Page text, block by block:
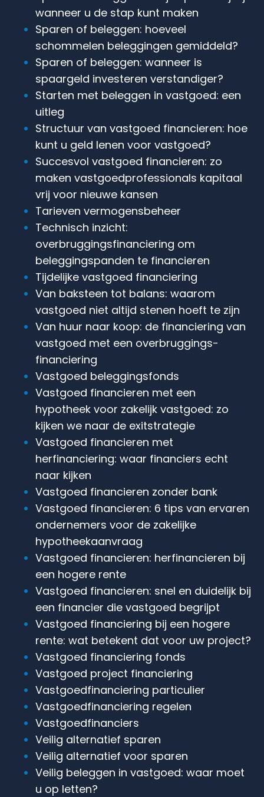
wanneer u de stap kunt maken
Sparen of beleggen: hoeveel
schommelen beleggingen gemiddeld?
Sparen of beleggen: wanneer is
spaargeld investeren verstandiger?
Starten met beleggen in vastgoed: een
uitleg
Structuur van vastgoed financieren: hoe
kunt u geld lenen voor vastgoed?
Succesvol vastgoed financieren: zo
maken vastgoedprofessionals kapitaal
vrij voor nieuwe kansen
Tarieven vermogensbeheer
Technisch inzicht:
overbruggingsfinanciering om
beleggingspanden te financieren
Tijdelijke vastgoed financiering
Van baksteen tot balans: waarom
vastgoed niet altijd stenen hoeft te zijn
Van huur naar koop: de financiering van
vastgoed met een overbruggings­
financiering
Vastgoed beleggingsfonds
Vastgoed financieren met een
hypotheek voor zakelijk vastgoed: zo
kijken we naar de exitstrategie
Vastgoed financieren met
herfinanciering: waar financiers echt
naar kijken
Vastgoed financieren zonder bank
Vastgoed financieren: 6 tips van ervaren
ondernemers voor de zakelijke
hypotheek­aanvraag
Vastgoed financieren: herfinancieren bij
een hogere rente
Vastgoed financieren: snel en duidelijk bij
een financier die vastgoed begrijpt
Vastgoed financiering bij een hogere
rente: wat betekent dat voor uw project?
Vastgoed financiering fonds
Vastgoed project financiering
Vastgoedfinanciering particulier
Vastgoedfinanciering regelen
Vastgoedfinanciers
Veilig alternatief sparen
Veilig alternatief voor sparen
Veilig beleggen in vastgoed: waar moet
u op letten?